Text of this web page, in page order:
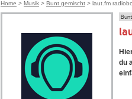
Home > Musik > Bunt gemischt > laut.fm
du